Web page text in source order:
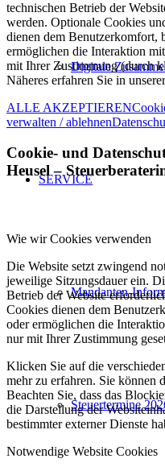
Digitale
SERVICE
Mandanten-
Steuertermine
technischen Betrieb der
werden. Optionale Cookies
dienen dem Benutzerkomfort,
ermöglichen die Interaktion
mit Ihrer Zustimmung (durch
Näheres erfahren Sie in
ALLE AKZEPTIEREN
verwalten / ablehnen
Cookie- und
Heusel –
Wie wir Cookies verwenden
Die Website setzt zwingend
jeweilige Sitzungsdauer ein.
Betrieb der Website
Cookies dienen dem
oder ermöglichen die
nur mit Ihrer Zustimmung
Klicken Sie auf die
mehr zu erfahren. Sie können
Beachten Sie, dass das
die Darstellung der
bestimmter externer Dienste
Notwendige Website Cookies